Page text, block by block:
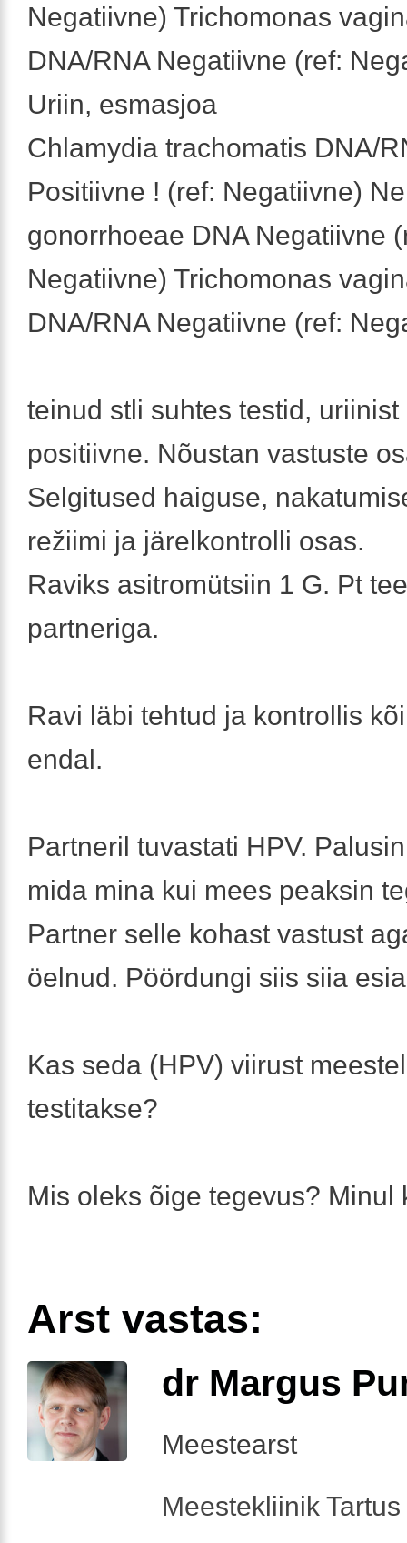
Negatiivne) Trichomonas
DNA/RNA Negatiivne (ref:
Uriin, esmasjoa
Chlamydia trachomatis DNA/
Positiivne ! (ref: Negatiivne)
gonorrhoeae DNA Negatiivne
Negatiivne) Trichomonas
DNA/RNA Negatiivne (ref:
teinud stli suhtes testid,
positiivne. Nõustan vastuste
Selgitused haiguse,
režiimi ja järelkontrolli osas.
Raviks asitromütsiin 1 G. Pt
partneriga.
Ravi läbi tehtud ja kontrollis
endal.
Partneril tuvastati HPV.
mida mina kui mees peaksin
Partner selle kohast vastust
öelnud. Pöördungi siis siia
Kas seda (HPV) viirust
testitakse?
Mis oleks õige tegevus? Minul
Arst vastas:
dr Margus
Meestearst
Meestekliinik